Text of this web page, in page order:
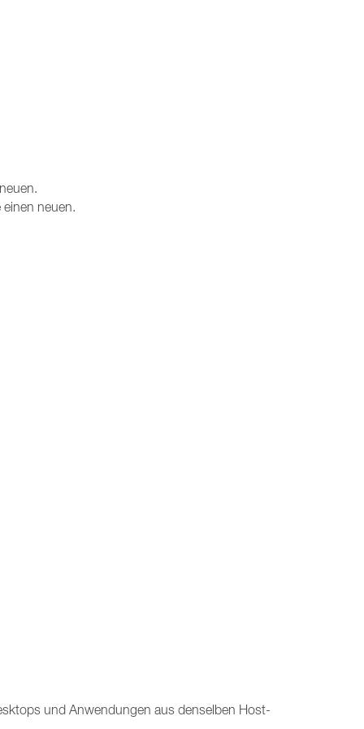
neuen.
und Anwendungen aus denselben Host-